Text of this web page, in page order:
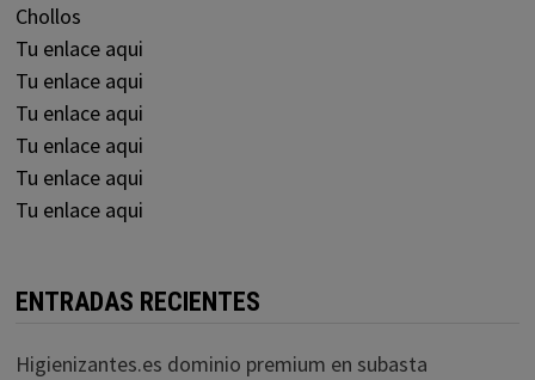
Chollos
Tu enlace aqui
Tu enlace aqui
Tu enlace aqui
Tu enlace aqui
Tu enlace aqui
Tu enlace aqui
ENTRADAS RECIENTES
Higienizantes.es dominio premium en subasta